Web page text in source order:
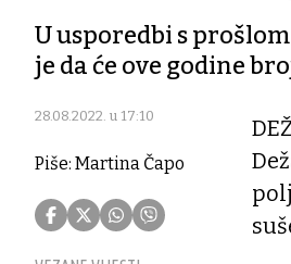
U usporedbi s
je da će ove godine
28.08.2022. u 17:10
Piše: Martina Čapo